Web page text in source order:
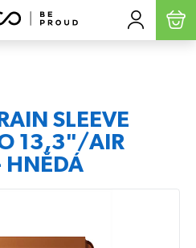
SLEEVE
13,3"/AIR